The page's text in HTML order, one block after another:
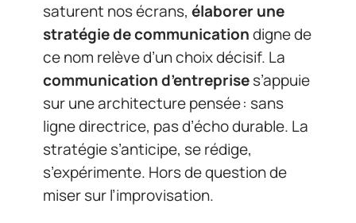
saturent nos écrans, élaborer une
stratégie de communicationdigne de
ce nom relève d’un choix décisif. La
communication d’entreprises’appuie
sur une architecture pensée : sans
ligne directrice, pas d’écho durable. La
stratégie s’anticipe, se rédige,
s’expérimente. Hors de question de
miser sur l’improvisation.